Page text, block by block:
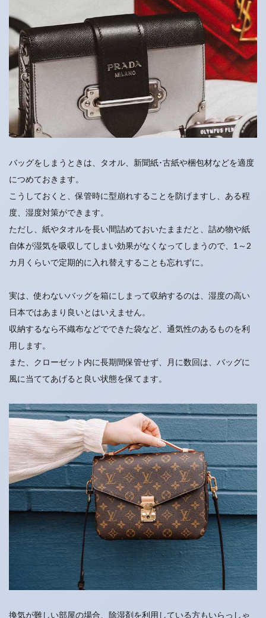
バッグをしまうときは、タオル、新聞紙･古紙や梱包材などを適度
につめておきます。
こうしておくと、保管時に型崩れすることを防げますし、ある程
度、湿度対策ができます。
ただし、紙やタオルを長い間詰めておいたままだと、詰め物や紙
自体が湿気を吸収してしまい効果がなくなってしまうので、1～2
カ月くらいで定期的に入れ替えすることも忘れずに。
実は、使わないバッグを箱にしまって収納するのは、湿度の高い
日本ではあまり良いとはいえません。
収納するなら不織布などでできた袋など、通気性のあるものを利
用します。
また、クローゼット内に長期間保管せず、月に数回は、バッグに
風に当ててあげると良い状態を保てます。
換気が難しい部屋の場合、除湿剤を利用している方もいらっしゃ